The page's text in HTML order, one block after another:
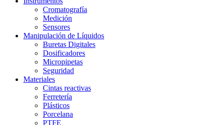
Cromatografía
Medición
Sensores
Manipulación de Líquidos
Buretas Digitales
Dosificadores
Micropipetas
Seguridad
Materiales
Cintas reactivas
Ferretería
Plásticos
Porcelana
PTFE